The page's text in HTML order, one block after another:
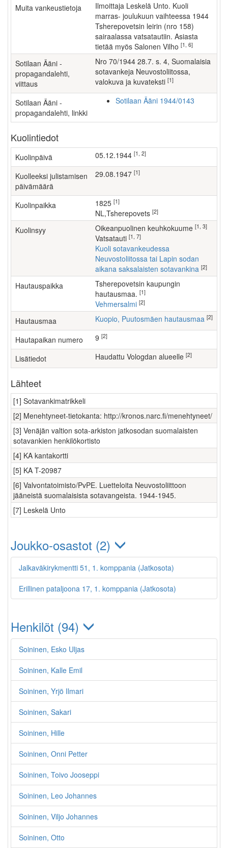
Muita vankeustietoja
ilmoittaja Leskelä Unto. Kuoli
marras- joulukuun vaihteessa 1944
Tsherepovetsin leirin (nro 158)
sairaalassa vatsatautiin. Asiasta
tietää myös Salonen Vilho [1, 6]
Sotilaan Ääni -
propagandalehti,
viittaus
nro 70/1944 28.7. s. 4, Suomalaisia
sotavankeja Neuvostoliitossa,
valokuva ja kuvateksti [1]
Sotilaan Ääni -
propagandalehti, linkki
Sotilaan Ääni 1944/0143
Kuolintiedot
Kuolinpäivä 05.12.1944 [1, 2]
Kuolleeksi julistamisen
päivämäärä
29.08.1947 [1]
Kuolinpaikka 1825 [1]
NL,Tsherepovets [2]
Kuolinsyy oikeanpuolinen keuhkokuume [1, 3]
vatsatauti [1, 7]
Kuoli sotavankeudessa
Neuvostoliitossa tai Lapin sodan
aikana saksalaisten sotavankina [2]
Hautauspaikka
Tsherepovetsin kaupungin
hautausmaa. [1]
Vehmersalmi [2]
Hautausmaa Kuopio, Puutosmäen hautausmaa [2]
Hautapaikan numero [2]
Lisätiedot haudattu Vologdan alueelle [2]
Lähteet
[1] Sotavankimatrikkeli
[2] Menehtyneet-tietokanta: http://kronos.narc.fi/menehtyneet/
[3] Venäjän valtion sota-arkiston jatkosodan suomalaisten
sotavankien henkilökortisto
[4] KA kantakortti
[5] KA T-20987
[6] Valvontatoimisto/PvPE. Luetteloita Neuvostoliittoon
jääneistä suomalaisista sotavangeista. 1944-1945.
[7] Leskelä Unto
Joukko-osastot (2)
Jalkaväkirykmentti 51, 1. komppania (Jatkosota)
Erillinen pataljoona 17, 1. komppania (Jatkosota)
Henkilöt (94)
Soininen, Esko Uljas
Soininen, Kalle Emil
Soininen, Yrjö Ilmari
Soininen, Sakari
Soininen, Hille
Soininen, Onni Petter
Soininen, Toivo Jooseppi
Soininen, Leo Johannes
Soininen, Viljo Johannes
Soininen, Otto